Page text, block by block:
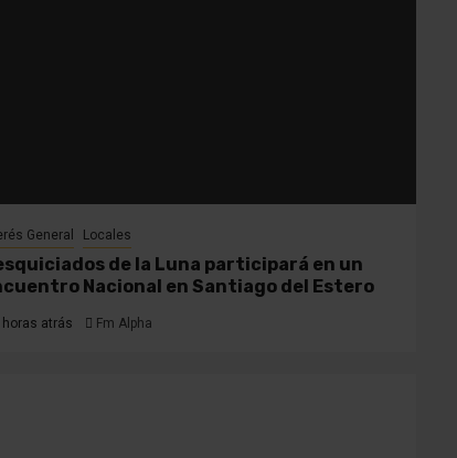
General Locales
de la Luna participará en un
Nacional en Santiago del Estero
horas atrás Fm Alpha